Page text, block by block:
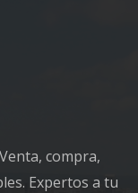
compra,
Expertos a tu